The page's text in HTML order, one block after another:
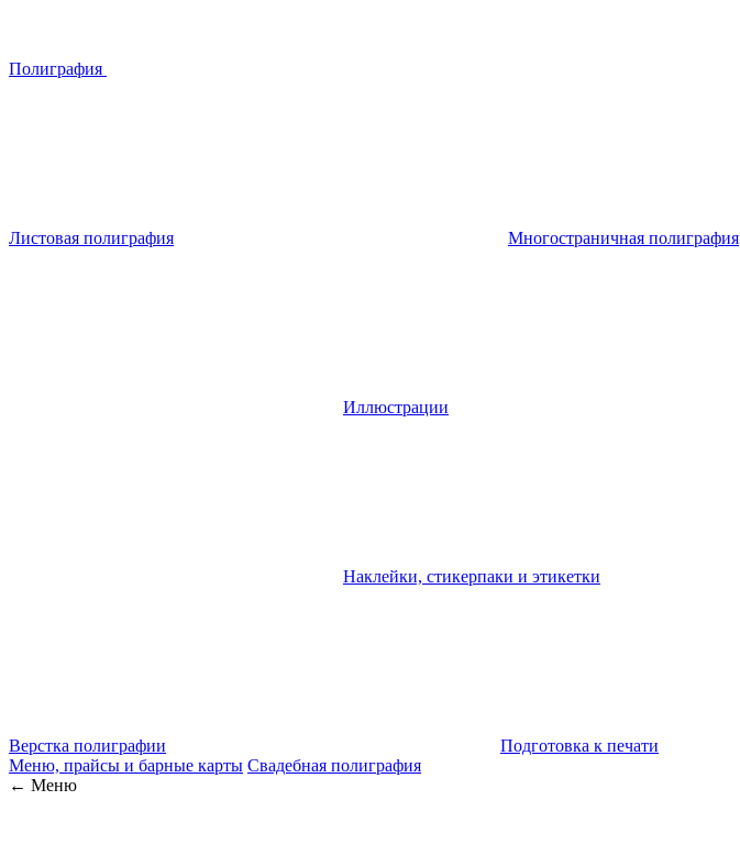
Полиграфия
Листовая полиграфия Многостраничная полиграфия
Иллюстрации
Наклейки, стикерпаки и этикетки
Верстка полиграфии Подготовка к печати
Меню, прайсы и барные карты Свадебная полиграфия
← Меню